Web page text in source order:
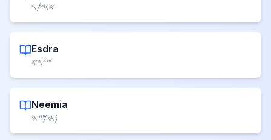
𐤀𐤎𐤕𐤓
Esdra
𐤏𐤆𐤓𐤀
Neemia
𐤍𐤇𐤌𐤉𐤄